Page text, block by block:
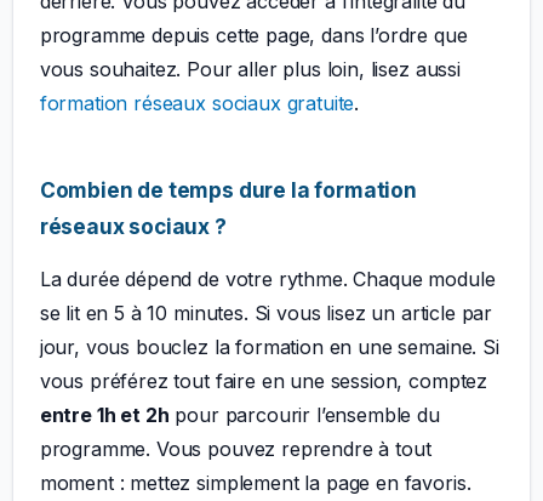
programme depuis cette page, dans l’ordre que
vous souhaitez. Pour aller plus loin, lisez aussi
formation réseaux sociaux gratuite.
Combien de temps dure la formation
réseaux sociaux ?
La durée dépend de votre rythme. Chaque module
se lit en 5 à 10 minutes. Si vous lisez un article par
jour, vous bouclez la formation en une semaine. Si
vous préférez tout faire en une session, comptez
entre 1h et 2h pour parcourir l’ensemble du
programme. Vous pouvez reprendre à tout
moment : mettez simplement la page en favoris.